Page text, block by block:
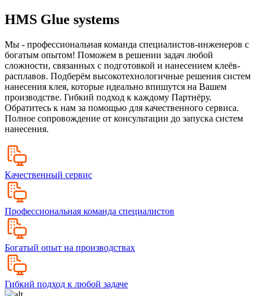
HMS Glue systems
Мы - профессиональная команда специалистов-инженеров с
богатым опытом! Поможем в решении задач любой
сложности, связанных с подготовкой и нанесением клеёв-
расплавов. Подберём высокотехнологичные решения систем
нанесения клея, которые идеально впишутся на Вашем
производстве. Гибкий подход к каждому Партнёру.
Обратитесь к нам за помощью для качественного сервиса.
Полное сопровождение от консультации до запуска систем
нанесения.
Качественный сервис
Профессиональная команда специалистов
Богатый опыт на производствах
Гибкий подход к любой задаче